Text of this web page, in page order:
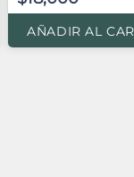
AÑADIR AL